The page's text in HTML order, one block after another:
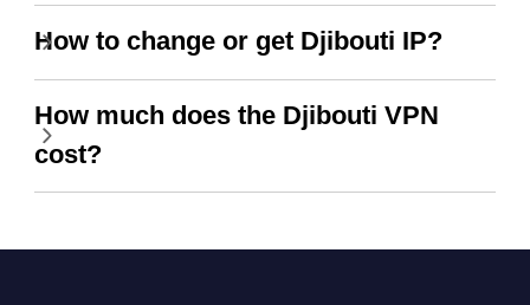
How to change or get Djibouti IP?
How much does the Djibouti VPN
cost?